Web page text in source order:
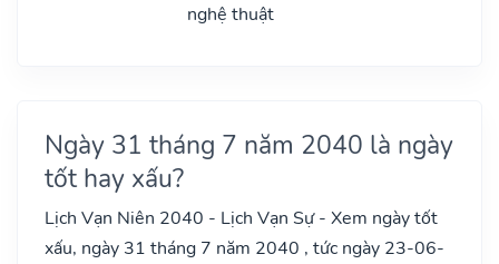
nghệ thuật
Ngày 31 tháng 7 năm 2040 là ngày
tốt hay xấu?
Lịch Vạn Niên 2040 - Lịch Vạn Sự - Xem ngày tốt
xấu, ngày 31 tháng 7 năm 2040 , tức ngày 23-06-